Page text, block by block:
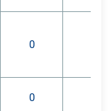
0
0